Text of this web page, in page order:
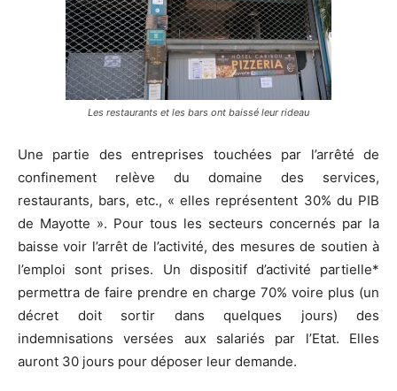
Les restaurants et les bars ont baissé leur rideau
Une partie des entreprises touchées par l’arrêté de
confinement relève du domaine des services,
restaurants, bars, etc., « elles représentent 30% du PIB
de Mayotte ». Pour tous les secteurs concernés par la
baisse voir l’arrêt de l’activité, des mesures de soutien à
l’emploi sont prises. Un dispositif d’activité partielle*
permettra de faire prendre en charge 70% voire plus (un
décret doit sortir dans quelques jours) des
indemnisations versées aux salariés par l’Etat. Elles
auront 30 jours pour déposer leur demande.